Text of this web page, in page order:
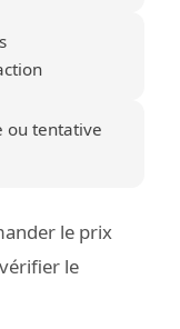
ou tentative
le prix
le